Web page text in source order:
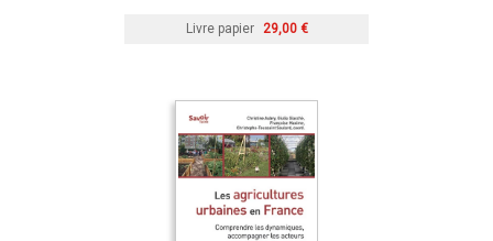
Livre papier 29,00 €